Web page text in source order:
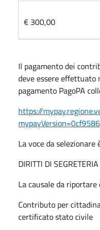
€ 300,00
Il pagamento dei
deve essere effettuato
pagamento PagoPA
https://
La voce da selezionare
DIRITTI DI
La causale da riportare
Contributo per
certificato stato civile